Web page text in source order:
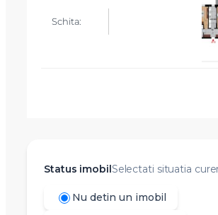
Status imobilSelectati situatia
Nu detin un imobil